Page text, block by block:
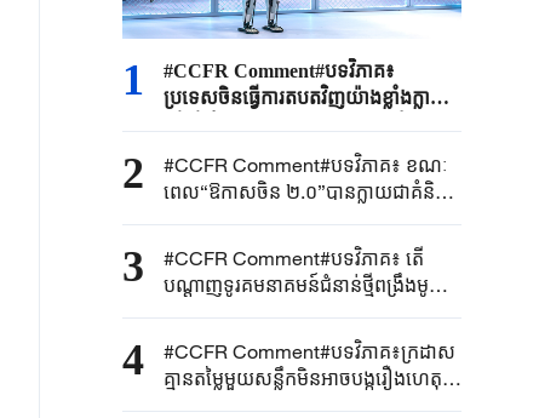
1
#CCFR Comment#បទវិភាគ៖
ប្រទេសចិនធ្វើការតបតវិញយ៉ាងខ្លាំងក្លា
ច្បាប់របស់សហគ្រាសចិន និងផល
ប្រយោជន៍សន្តិសុខជាតិយ៉ាងម៉ឺងម៉ាត់
2
#CCFR Comment#បទវិភាគ៖ ខណៈ
ពេល“ឱកាសចិន ២.០”បានក្លាយជាគំនិត
ឯកភាពរួម អ្វីដែលហៅថា“អតិរេក
ផលិតកម្ម”គ្រាន់តែជាការព្រួយបារម្ភខាង
នយោបាយប៉ុណ្ណោះ
3
#CCFR Comment#បទវិភាគ៖ តើ
បណ្តាញទូរគមនាគមន៍ជំនាន់ថ្មីពង្រឹងមូល
ដ្ឋានឌីជីថលនៃ “ផែនការអភិវឌ្ឍន៍
ជាតិ៥ឆ្នាំទី១៥ ”តាមរបៀបណា
4
#CCFR​ Comment#​បទវិភាគ៖ក្រដាស
គ្មានតម្លៃមួយសន្លឹកមិន​អាច​បង្ករឿង​ហេតុអ្វី
បានទេ ជប៉ុន​គួរ​បញ្ឈប់បង្ករឿងនៅ